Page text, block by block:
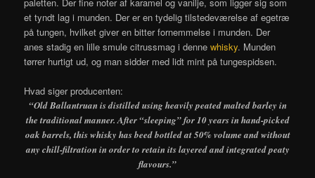
et tyndt lag i munden. Der er en tydelig tilstedeværelse af egetræ
på tungen, hvilket giver en bitter fornemmelse i munden. Der
anes stadig en lille smule citrussmag i dennewhisky. Munden
tørrer hurtigt ud, og man sidder med lidt mint på tungespidsen.
Hvad siger producenten:
“Old Ballantruan is distilled using heavily peated malted barley in
the traditional manner. After “sleeping” for 10 years in hand-picked
oak barrels, this whisky has beed bottled at 50% volume and without
any chill-filtration in order to retain its layered and integrated peaty
flavours.”